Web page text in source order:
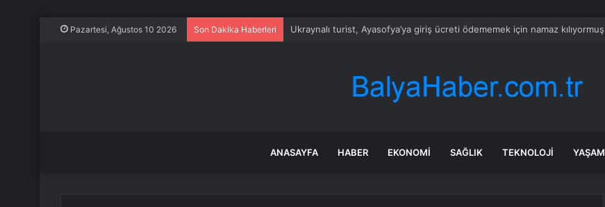
Pazartesi, Ağustos 10 2026 Son Dakika Haberleri Kahramanmaraş’ta Kurban Keserken Yaralanma
ANASAYFA HABER EKONOMI SAĞLIK TEKNOLOJI YAŞAM